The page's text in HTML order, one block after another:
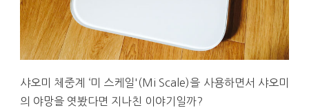
샤오미 체중계 ‘미 스케일'(Mi Scale)을 사용하면서 샤오미
의 야망을 엿봤다면 지나친 이야기일까?